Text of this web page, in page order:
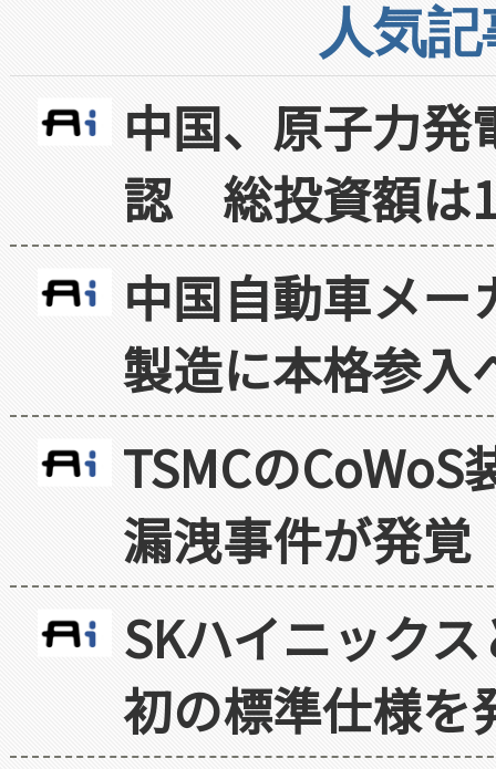
人気
中国、原子力
認 総投資額は
中国自動車メ
製造に本格参入
TSMCの
漏洩事件が発覚
SKハイニック
初の標準仕様を